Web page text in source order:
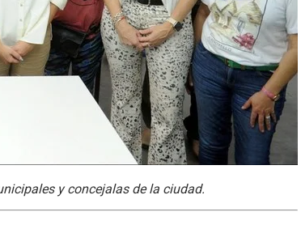
y concejalas de la ciudad.